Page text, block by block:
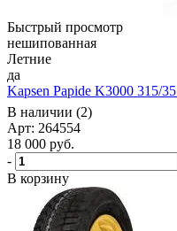
Быстрый просмотр
нешипованная
Летние
да
Kapsen Papide K3000 315/
В наличии (2)
Арт: 264554
18 000 руб.
-
В корзину